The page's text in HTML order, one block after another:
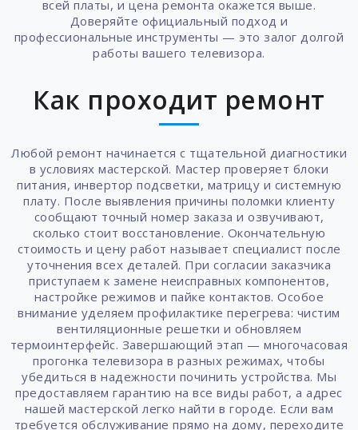
всей платы, и цена ремонта окажется выше.
Доверяйте официальный подход и
профессиональные инструменты — это залог долгой
работы вашего телевизора.
Как проходит ремонт
Любой ремонт начинается с тщательной диагностики
в условиях мастерской. Мастер проверяет блоки
питания, инвертор подсветки, матрицу и системную
плату. После выявления причины поломки клиенту
сообщают точный номер заказа и озвучивают,
сколько стоит восстановление. Окончательную
стоимость и цену работ называет специалист после
уточнения всех деталей. При согласии заказчика
приступаем к замене неисправных компонентов,
настройке режимов и пайке контактов. Особое
внимание уделяем профилактике перегрева: чистим
вентиляционные решетки и обновляем
термоинтерфейс. Завершающий этап — многочасовая
прогонка телевизора в разных режимах, чтобы
убедиться в надежности починить устройства. Мы
предоставляем гарантию на все виды работ, а адрес
нашей мастерской легко найти в городе. Если вам
требуется обслуживание прямо на дому, переходите